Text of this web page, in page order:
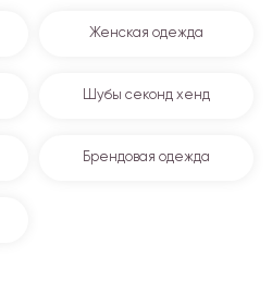
Женская одежда
Шубы секонд хенд
Брендовая одежда